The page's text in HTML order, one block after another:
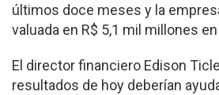
últimos doce meses y la
valuada en R$ 5,1 mil millones
El director financiero Edison
resultados de hoy deberían